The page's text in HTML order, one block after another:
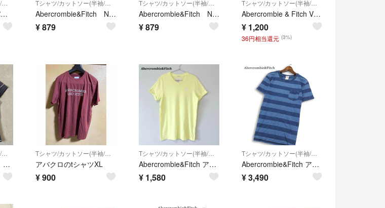
Tシャツ/カットソー(半袖/袖なし)
【00sアメカジ】アバクロンビー&フィッチ ダメージ加工Tシャツ M ボルドー
Tシャツ/カットソー(半袖/袖なし)
Abercrombie&Fitch NEW YORK メンズ L A＆FITCH アバクロ アバクロンビーアンドフィッチ USED
¥879
Tシャツ/カットソー(半袖/袖なし)
Abercrombie&Fitch NEW YORK Tシャツ メンズ L アバクロ アバクロンビー アンド フィッチ USED
¥879
Tシャツ/カットソー(半袖/袖なし)
Abercrombie & Fitch Vネック Tシャツ ホワイト L
¥ 1,200
36円相当還元 (3%)
Tシャツ/カットソー(半袖/袖なし)
希少サイズ】全盛期 アバクロ Tシャツ ヘンリーネック ボーダー XXL 紺×白
Tシャツ/カットソー(半袖/袖なし)
アバクロのtシャツXL
¥900
Tシャツ/カットソー(半袖/袖なし)
Abercrombie&Fitch アバクロ メンズ VネックTシャツ イエロー
¥ 1,580
Tシャツ/カットソー(半袖/袖なし)
Abercrombie&Fitch アバクロンビー＆フィッチ 春夏★ 半袖 インディゴ ボーダー ポケット カットソー Tシャツ Sz.S メンズ
¥3,490